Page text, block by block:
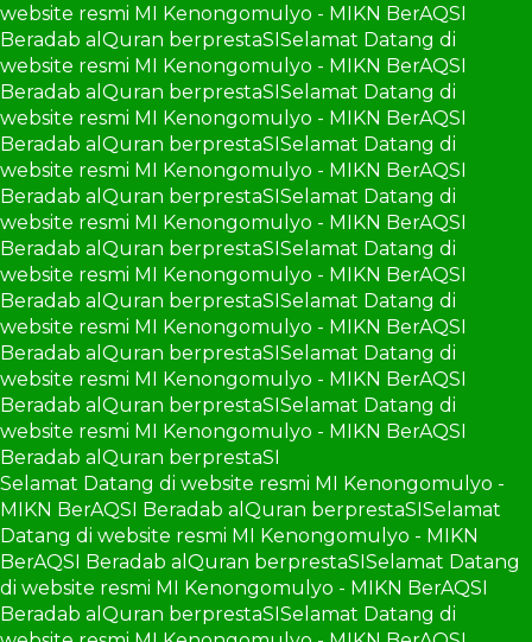
website resmi MI Kenongomulyo - MIKN BerAQSI
Beradab alQuran berprestaSISelamat Datang di
website resmi MI Kenongomulyo - MIKN BerAQSI
Beradab alQuran berprestaSISelamat Datang di
website resmi MI Kenongomulyo - MIKN BerAQSI
Beradab alQuran berprestaSISelamat Datang di
website resmi MI Kenongomulyo - MIKN BerAQSI
Beradab alQuran berprestaSISelamat Datang di
website resmi MI Kenongomulyo - MIKN BerAQSI
Beradab alQuran berprestaSISelamat Datang di
website resmi MI Kenongomulyo - MIKN BerAQSI
Beradab alQuran berprestaSISelamat Datang di
website resmi MI Kenongomulyo - MIKN BerAQSI
Beradab alQuran berprestaSISelamat Datang di
website resmi MI Kenongomulyo - MIKN BerAQSI
Beradab alQuran berprestaSISelamat Datang di
website resmi MI Kenongomulyo - MIKN BerAQSI
Beradab alQuran berprestaSI
Selamat Datang di website resmi MI Kenongomulyo -
MIKN BerAQSI Beradab alQuran berprestaSISelamat
Datang di website resmi MI Kenongomulyo - MIKN
BerAQSI Beradab alQuran berprestaSISelamat Datang
di website resmi MI Kenongomulyo - MIKN BerAQSI
Beradab alQuran berprestaSISelamat Datang di